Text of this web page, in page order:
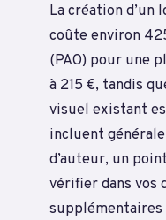
La création d’un
coûte environ
(PAO) pour une
à 215 €, tandis
visuel existant
incluent
d’auteur, un
vérifier dans vos
supplémentaires